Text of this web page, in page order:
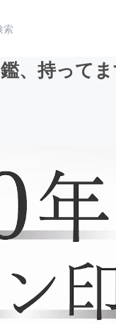
・ガジェット
鑑、持って